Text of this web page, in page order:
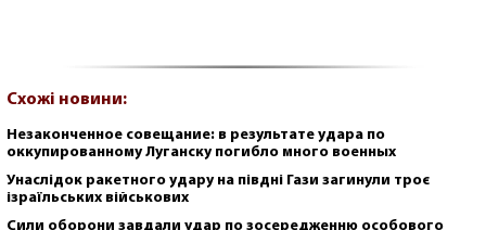
Схожі новини:
Незаконченное совещание: в результате удара по
оккупированному Луганску погибло много военных
Унаслідок ракетного удару на півдні Гази загинули троє
ізраїльських військових
Сили оборони завдали удар по зосередженню особового